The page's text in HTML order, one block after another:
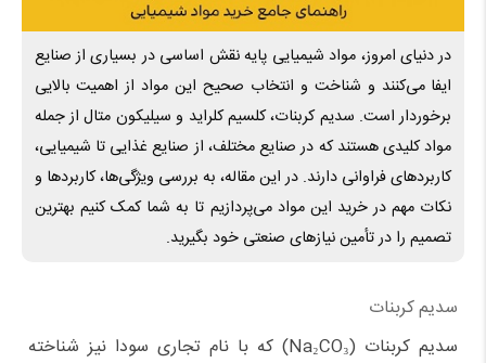
در دنیای امروز، مواد شیمیایی پایه نقش اساسی در بسیاری از صنایع
ایفا می‌کنند و شناخت و انتخاب صحیح این مواد از اهمیت بالایی
برخوردار است. سدیم کربنات، کلسیم کلراید و سیلیکون متال از جمله
مواد کلیدی هستند که در صنایع مختلف، از صنایع غذایی تا شیمیایی،
کاربردهای فراوانی دارند. در این مقاله، به بررسی ویژگی‌ها، کاربردها و
نکات مهم در خرید این مواد می‌پردازیم تا به شما کمک کنیم بهترین
تصمیم را در تأمین نیازهای صنعتی خود بگیرید.
سدیم کربنات
سدیم کربنات (Na₂CO₃) که با نام تجاری سودا نیز شناخته